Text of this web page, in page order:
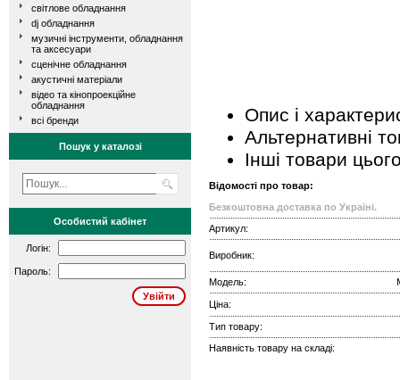
світлове обладнання
dj обладнання
музичні інструменти, обладнання
та аксесуари
сценічне обладнання
акустичні матеріали
відео та кінопроекційне
обладнання
всі бренди
Пошук у каталозі
Особистий кабінет
Логін:
Пароль:
Опис і
Альтернативні
Інші товари
Відомості про товар:
Безкоштовна доставка по Україні.
Артикул:
Виробник:
Модель:
Ціна:
Тип товару:
Наявність товару на складі: